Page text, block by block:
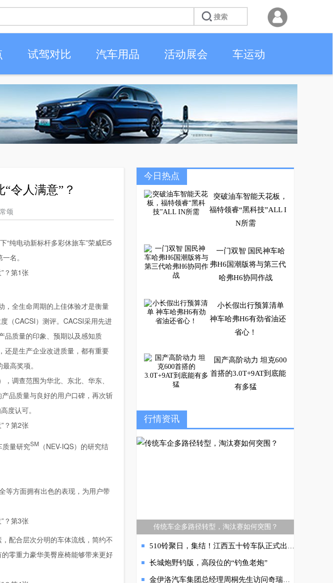
试驾对比 汽车用品 活动展会 车运动
令人满意”？
常颂
“纯电动新标杆多彩休旅车”荣威Ei5
名。
，全生命周期的上佳体验才是衡量
（CACSI）测评。CACSI采用先进
品质量的印象、预期以及感知质
还是生产企业改进质量，都有重要
高奖项。
调查范围为华北、东北、华东、
品质量与良好的用户口碑，再次斩
度认可。
质量研究SM
（NEV-IQS）的研究结
等方面拥有出色的表现，为用户带
配合层次分明的车体流线，简约不
零重力豪华美臀座椅能够带来更好
今日热点
突破油车智能天花板，
福特领睿“黑科技”ALL I
N所需
一门双智 国民神车哈
弗H6国潮版将与第三代
哈弗H6协同作战
小长假出行预算清单
神车哈弗H6有劲省油还
省心！
国产高阶动力 坦克600
首搭的3.0T+9AT到底能
有多猛
油站里卖？哪吒汽车就
是这么任性
行情资讯
传统车企多路径转型，淘汰赛如何突围？
510铃聚日，集结！江西五十铃车队正式出征“小环塔”
长城炮野钓版，高段位的“钓鱼老炮”
金伊洛汽车集团总经理周桐先生访问奇瑞集团